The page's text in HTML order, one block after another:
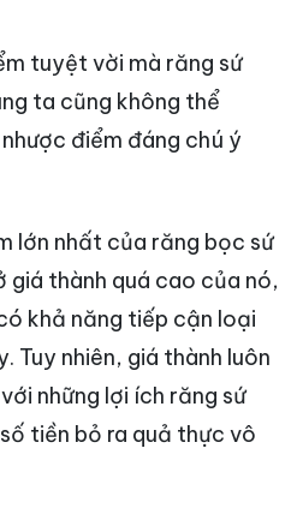
tuyệt vời mà răng sứ
ta cũng không thể
điểm đáng chú ý
lớn nhất của răng bọc sứ
giá thành quá cao của nó,
khả năng tiếp cận loại
Tuy nhiên, giá thành luôn
những lợi ích răng sứ
tiền bỏ ra quả thực vô